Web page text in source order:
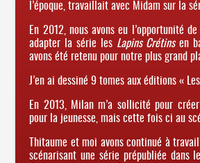
l’époque, travaillait avec Midam sur la
En 2012, nous avons eu l’opportunité
adapter la série les Lapins Crétinsen
avons été retenu pour notre plus grand
J’en ai dessiné 9 tomes aux éditions «
En 2013, Milan m’a sollicité pour
pour la jeunesse, mais cette fois ci au
Thitaume et moi avons continué à
scénarisant une série prépubliée dans